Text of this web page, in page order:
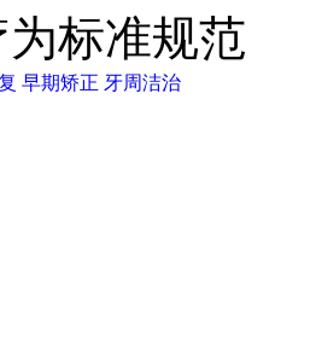
标准规范
早期矫正 牙周洁治